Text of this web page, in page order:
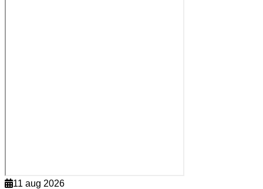
11 aug 2026